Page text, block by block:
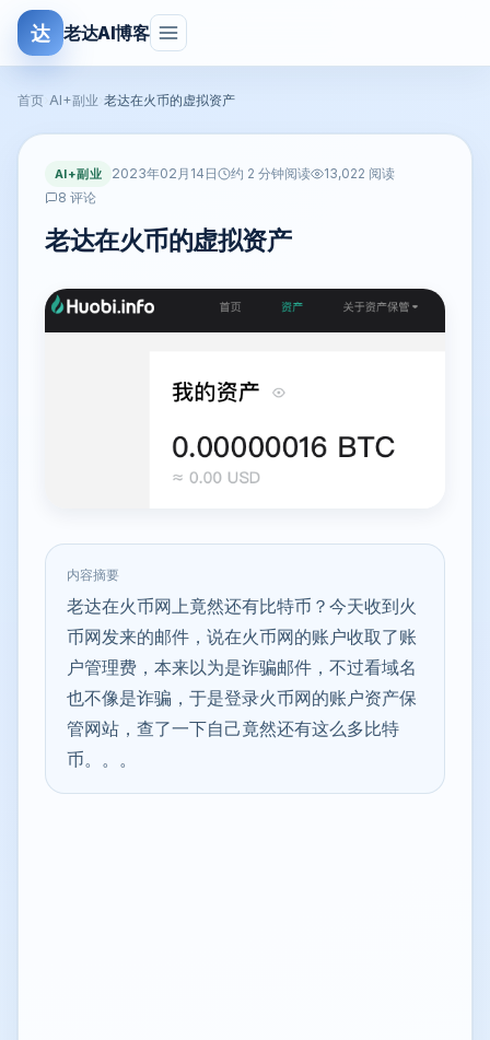
达 老达AI博客
首页 AI+副业 老达在火币的虚拟资产
AI+副业 2023年02月14日 约 2 分钟阅读
13,022 阅读
8 评论
老达在火币的虚拟资产
内容摘要
老达在火币网上竟然还有比特币？今天收到火
币网发来的邮件，说在火币网的账户收取了账
户管理费，本来以为是诈骗邮件，不过看域名
也不像是诈骗，于是登录火币网的账户资产保
管网站，查了一下自己竟然还有这么多比特
币。。。